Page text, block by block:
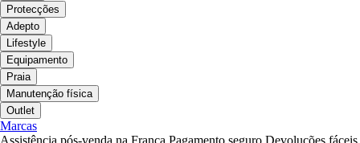
Protecções
Adepto
Lifestyle
Equipamento
Praia
Manutenção física
Outlet
Marcas